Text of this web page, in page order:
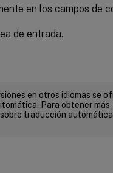
en los campos de
de entrada.
en otros idiomas se
Para obtener más
traducción